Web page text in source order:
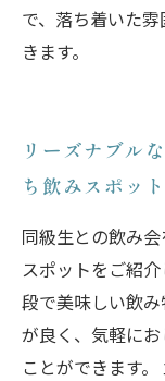
で、落ち着いた
きます。
リーズナブル
ち飲みスポット
同級生との飲み
スポットをご紹
段で美味しい飲
が良く、気軽に
ことができます